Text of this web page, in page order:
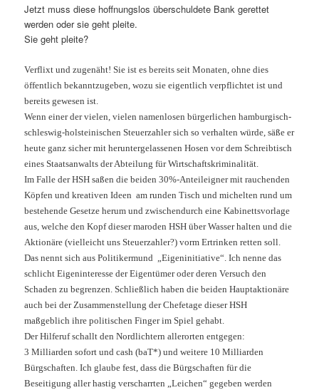
Jetzt muss diese hoffnungslos überschuldete Bank gerettet
werden oder sie geht pleite.
Sie geht pleite?
Verflixt und zugenäht! Sie ist es bereits seit Monaten, ohne dies
öffentlich bekanntzugeben, wozu sie eigentlich verpflichtet ist und
bereits gewesen ist.
Wenn einer der vielen, vielen namenlosen bürgerlichen hamburgisch-
schleswig-holsteinischen Steuerzahler sich so verhalten würde, säße er
heute ganz sicher mit heruntergelassenen Hosen vor dem Schreibtisch
eines Staatsanwalts der Abteilung für Wirtschaftskriminalität.
Im Falle der HSH saßen die beiden 30%-Anteileigner mit rauchenden
Köpfen und kreativen Ideen am runden Tisch und michelten rund um
bestehende Gesetze herum und zwischendurch eine Kabinettsvorlage
aus, welche den Kopf dieser maroden HSH über Wasser halten und die
Aktionäre (vielleicht uns Steuerzahler?) vorm Ertrinken retten soll.
Das nennt sich aus Politikermund „Eigeninitiative“. Ich nenne das
schlicht Eigeninteresse der Eigentümer oder deren Versuch den
Schaden zu begrenzen. Schließlich haben die beiden Hauptaktionäre
auch bei derZusammenstellung der Chefetage dieser HSH
maßgeblich ihre politischen Finger im Spiel gehabt.
Der Hilferuf schallt den Nordlichtern allerorten entgegen:
3 Milliarden sofort und cash (baT*) und weitere 10 Milliarden
Bürgschaften. Ich glaube fest, dass die Bürgschaften für die
Beseitigung aller hastig verscharrten „Leichen“ gegeben werden